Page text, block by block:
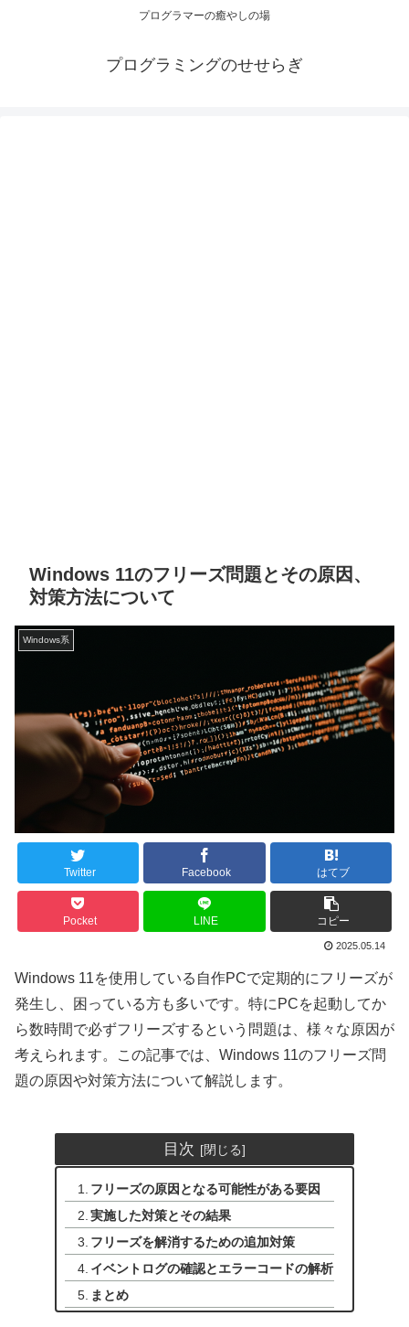
プログラマーの癒やしの場
プログラミングのせせらぎ
Windows 11のフリーズ問題とその原因、
対策方法について
Windows系
Twitter Facebook はてブ
Pocket LINE コピー
2025.05.14
Windows 11を使用している自作PCで定期的にフリーズが
発生し、困っている方も多いです。特にPCを起動してか
ら数時間で必ずフリーズするという問題は、様々な原因が
考えられます。この記事では、Windows 11のフリーズ問
題の原因や対策方法について解説します。
目次
フリーズの原因となる可能性がある要因
実施した対策とその結果
フリーズを解消するための追加対策
イベントログの確認とエラーコードの解析
まとめ